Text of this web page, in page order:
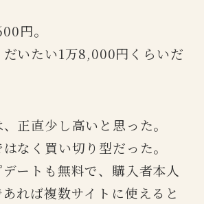
円。
いたい1万8,000円くらいだ
正直少し高いと思った。
なく買い切り型だった。
ートも無料で、購入者本人
れば複数サイトに使えると